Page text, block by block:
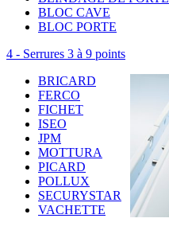
BLOC CAVE
BLOC PORTE
4 - Serrures 3 à 9 points
BRICARD
FERCO
FICHET
ISEO
JPM
MOTTURA
PICARD
POLLUX
SECURYSTAR
VACHETTE